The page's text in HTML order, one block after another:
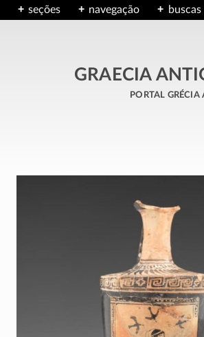
seções navegação buscas
GRAECIA
portal grécia